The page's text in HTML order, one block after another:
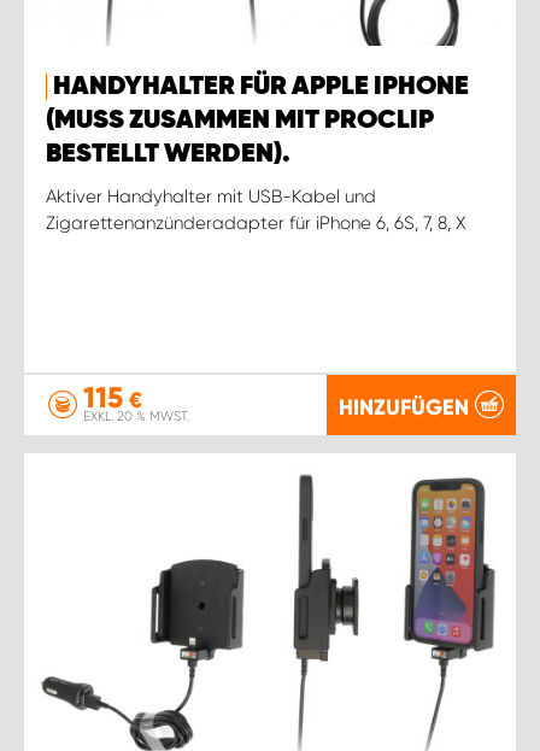
HANDYHALTER FÜR APPLE IPHONE
(MUSS ZUSAMMEN MIT PROCLIP
BESTELLT WERDEN).
Aktiver Handyhalter mit USB-Kabel und
Zigarettenanzünderadapter für iPhone 6, 6S, 7, 8, X
115 €
EXKL. 20 % MWST. HINZUFÜGEN